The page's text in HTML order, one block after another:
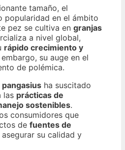
tamaño, el
popularidad en el ámbito
pez se cultiva en granjas
a nivel global,
rápido crecimiento y
embargo, su auge en el
de polémica.
ha suscitado
las prácticas de
sostenibles.
consumidores que
de fuentes de
asegurar su calidad y